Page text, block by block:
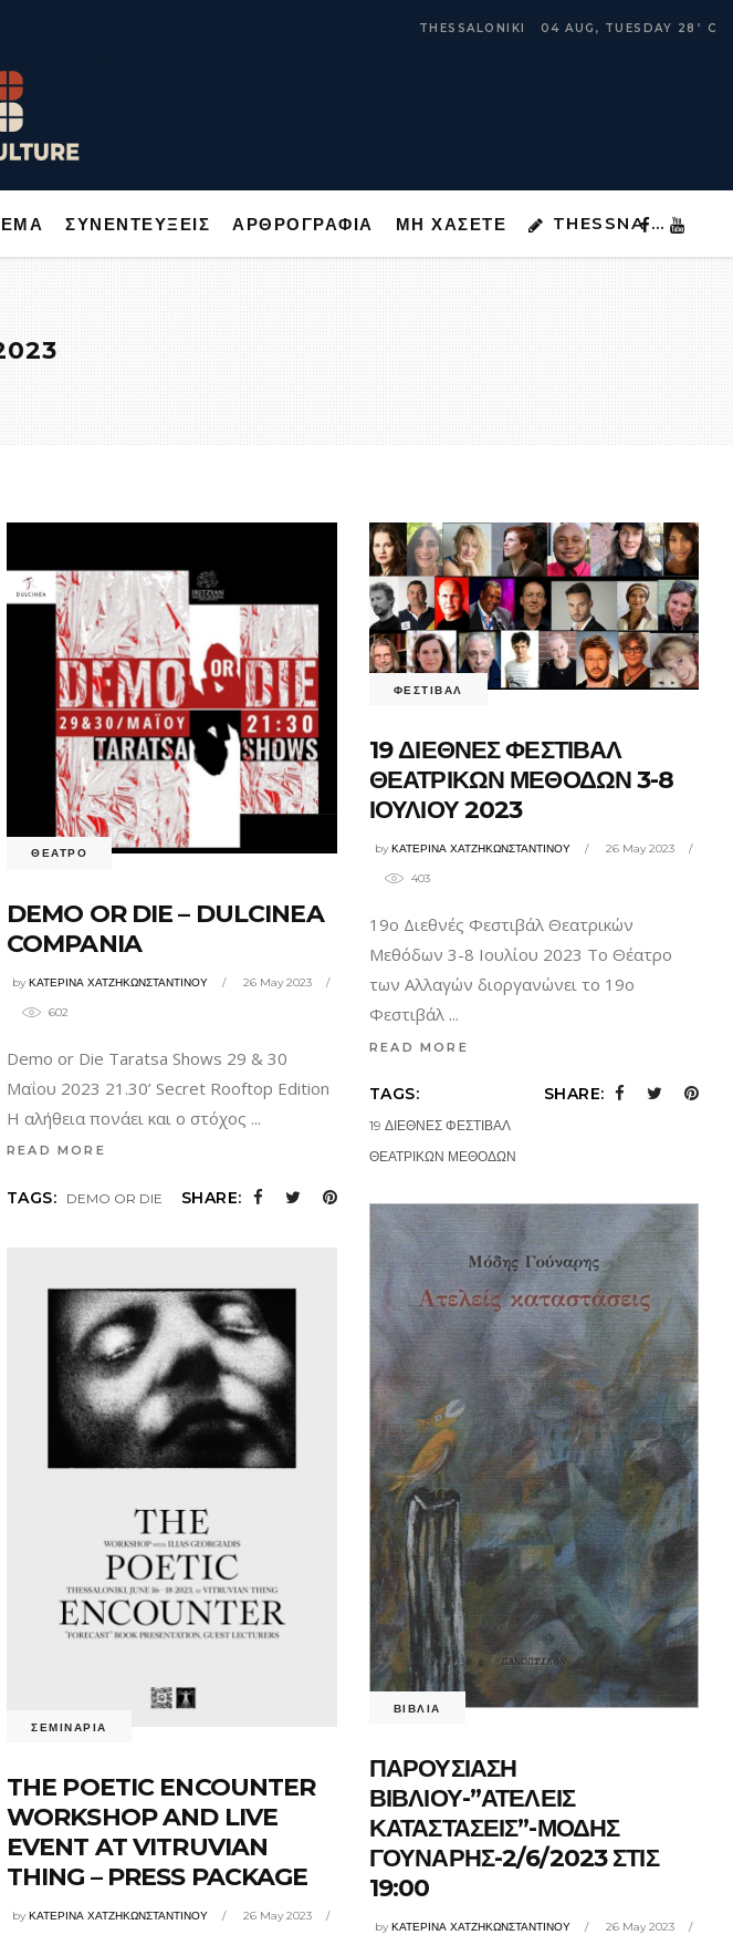
THESSALONIKI 04 AUG, TUESDAY 28 ° C
ΣΥΝΕΝΤΕΥΞΕΙΣ ΑΡΘΡΟΓΡΑΦΙΑ ΜΗ ΧΑΣΕΤΕ THESSNA …
ΜΗ ΧΑΣΕΤΕ THESSNA …
ΘΕΑΤΡΟ
DEMO OR DIE – DULCINEA
COMPANIA
byΚΑΤΕΡΙΝΑ ΧΑΤΖΗΚΩΝΣΤΑΝΤΙΝΟΥ 26 May 2023
602
Demo or Die Taratsa Shows 29 & 30
Μαΐου 2023 21.30’ Secret Rooftop Edition
Η αλήθεια πονάει και ο στόχος
READ MORE
TAGS: DEMO OR DIE SHARE:
ΦΕΣΤΙΒΑΛ
19 ΔΙΕΘΝΕΣ ΦΕΣΤΙΒΑΛ
ΘΕΑΤΡΙΚΩΝ ΜΕΘΟΔΩΝ 3-8
ΙΟΥΛΙΟΥ 2023
byΚΑΤΕΡΙΝΑ ΧΑΤΖΗΚΩΝΣΤΑΝΤΙΝΟΥ 26 May 2023
403
19ο Διεθνές Φεστιβάλ Θεατρικών
Μεθόδων 3-8 Ιουλίου 2023 Το Θέατρο
των Αλλαγών διοργανώνει το 19ο
Φεστιβάλ
READ MORE
TAGS:
19 ΔΙΕΘΝΕΣ ΦΕΣΤΙΒΑΛ
ΘΕΑΤΡΙΚΩΝ ΜΕΘΟΔΩΝ
SHARE:
ΒΙΒΛΙΑ
ΠΑΡΟΥΣΙΑΣΗ
ΒΙΒΛΙΟΥ-”ΑΤΕΛΕΙΣ
ΚΑΤΑΣΤΑΣΕΙΣ”-ΜΟΔΗΣ
ΓΟΥΝΑΡΗΣ-2/6/2023 ΣΤΙΣ
19:00
byΚΑΤΕΡΙΝΑ ΧΑΤΖΗΚΩΝΣΤΑΝΤΙΝΟΥ 26 May 2023
ΣΕΜΙΝΑΡΙΑ
THE POETIC ENCOUNTER
WORKSHOP AND LIVE
EVENT AT VITRUVIAN
THING – PRESS PACKAGE
byΚΑΤΕΡΙΝΑ ΧΑΤΖΗΚΩΝΣΤΑΝΤΙΝΟΥ 26 May 2023